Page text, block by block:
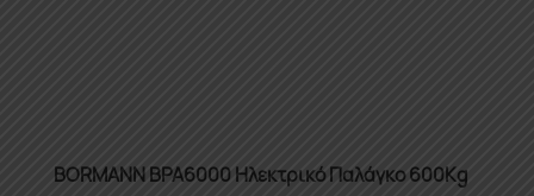
BORMANN BPA6000 Ηλεκτρικό Παλάγκο 600Kg